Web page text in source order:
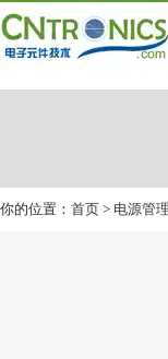
你的位置： 首页 > 电源管理